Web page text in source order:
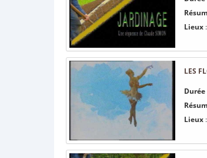
Lieux :
LES
Durée
Lieux